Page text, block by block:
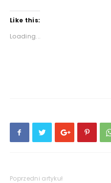
Like this:
Loading...
Poprzedni artykuł